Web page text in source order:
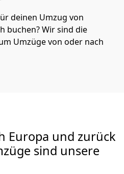
deinen Umzug von
buchen? Wir sind die
Umzüge von oder nach
Europa und zurück
sind unsere